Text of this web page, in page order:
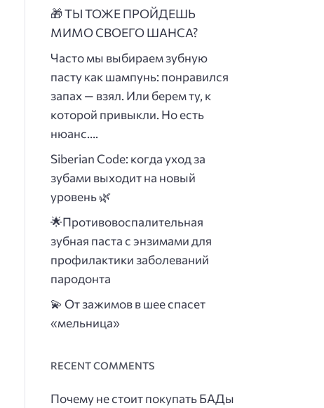
🎁ТЫ ТОЖЕ ПРОЙДЕШЬ
МИМО СВОЕГО ШАНСА?
Часто мы выбираем зубную
пасту как шампунь: понравился
запах — взял. Или берем ту, к
которой привыкли. Но есть
нюанс….
Siberian Code: когда уход за
зубами выходит на новый
уровень 🌿
🌟Противовоспалительная
зубная паста с энзимами для
профилактики заболеваний
пародонта
💫 От зажимов в шее спасет
«мельница»
RECENT COMMENTS
Почему не стоит покупать БАДы